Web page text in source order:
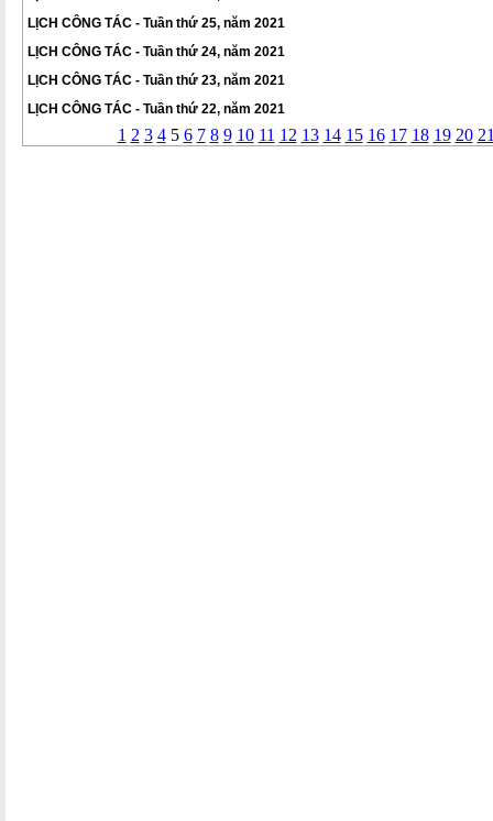
LỊCH CÔNG TÁC - Tuần thứ 25, năm 2021
LỊCH CÔNG TÁC - Tuần thứ 24, năm 2021
LỊCH CÔNG TÁC - Tuần thứ 23, năm 2021
LỊCH CÔNG TÁC - Tuần thứ 22, năm 2021
1 2 3 45 6 7 8 9 10 11 12 13 14 15 16 17 18 19 20